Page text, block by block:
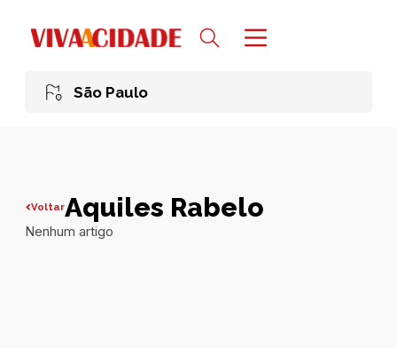
São Paulo
VoltarAquiles Rabelo
Nenhum artigo